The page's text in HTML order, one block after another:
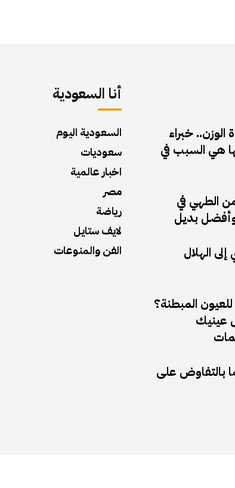
أنا السعودية
السعودية اليوم
سعوديات
اخبار عالمية
مصر
رياضة
لايف ستايل
الفن والمنوعات
خبراء
هي السبب في
الطهي في
وأفضل بديل
الهلال
المبطنة؟
عينيك
بالتفاوض على